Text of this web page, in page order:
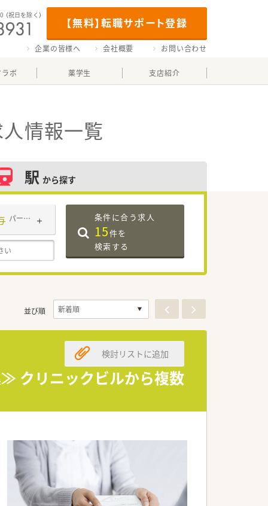
【無料】転職サポート登録
（祝日を除く）
企業の皆様へ 会社概要 お問い合わせ
ボ 薬学生 支店紹介
情報一覧
駅 から探す
パート・アルバイト 条件に合う求人
15件を
検索する
並び順
クリニックビルから複数
検討リストに追加